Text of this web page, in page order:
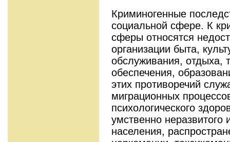
Криминогенные
социальной сфере. К
сферы относятся
организации быта,
обслуживания, отдыха,
обеспечения,
этих противоречий
миграционных
психологического
умственно неразвитого
населения,